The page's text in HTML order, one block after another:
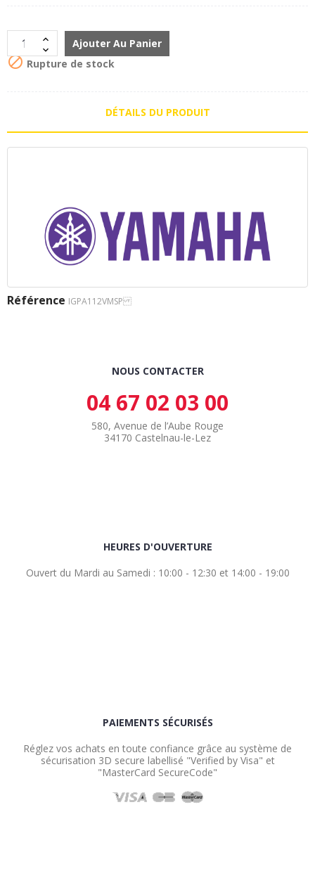
Ajouter Au Panier
 Rupture de stock
DÉTAILS DU PRODUIT
Référence IGPA112VMSP
NOUS CONTACTER
04 67 02 03 00
580, Avenue de l’Aube Rouge
34170 Castelnau-le-Lez
HEURES D'OUVERTURE
Ouvert du Mardi au Samedi : 10:00 - 12:30 et 14:00 - 19:00
PAIEMENTS SÉCURISÉS
Réglez vos achats en toute confiance grâce au système de
sécurisation 3D secure labellisé "Verified by Visa" et
"MasterCard SecureCode"